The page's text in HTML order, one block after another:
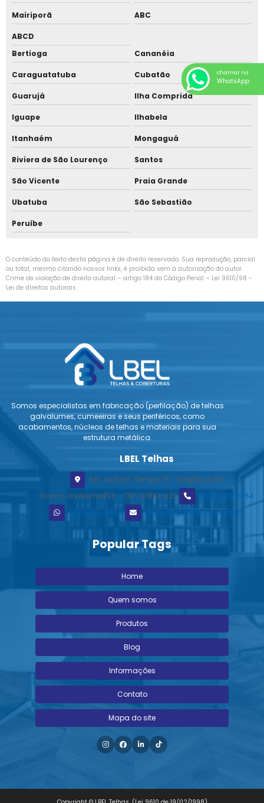
Mairiporã ABC
ABCD
Bertioga
Cananéia
Caraguatatuba Cubatão
Guarujá Ilha Comprida
Iguape Ilhabela
Itanhaém Mongaguá
Riviera de São Lourenço Santos
São Vicente Praia Grande
Ubatuba São Sebastião
Peruíbe
O conteúdo do texto desta página é de direito reservado. Sua reprodução, parcial
ou total, mesmo citando nossos links, é proibida sem a autorização do autor.
Crime de violação de direito autoral – artigo 184 do Código Penal – Lei 9610/98 -
Lei de direitos autorais.
Somos especialistas em fabricação (perfilação) de telhas
galvalumes, cumeeiras e seus periféricos, como
acabamentos, núcleos de telhas e materiais para sua
estrutura metálica.
LBEL Telhas
Est. do Bom Tempo, 15 - Galpão 8 e 9
Franco da Rocha/SP - CEP: 07810-020
(11) 5043-9464
(11) 5043-9464
contato@lbeltelhas.com.br
Popular Tags
Home
Quem somos
Produtos
Blog
Informações
Contato
Mapa do site
chamar no
WhatsApp